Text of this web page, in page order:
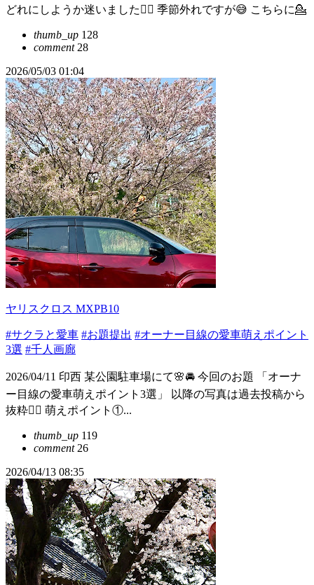
どれにしようか迷いました😵‍💫 季節外れですが😅 こちらに💁
thumb_up 128
comment28
2026/05/03 01:04
ヤリスクロス MXPB10
#サクラと愛車 #お題提出 #オーナー目線の愛車萌えポイント
3選 #千人画廊
2026/04/11 印西 某公園駐車場にて🌸🚘 今回のお題 「オーナ
ー目線の愛車萌えポイント3選」 以降の写真は過去投稿から
抜粋🙇‍♂️ 萌えポイント①...
thumb_up 119
comment26
2026/04/13 08:35